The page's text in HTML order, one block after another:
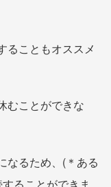
ることもオススメ
むことができな
るため、(＊ある